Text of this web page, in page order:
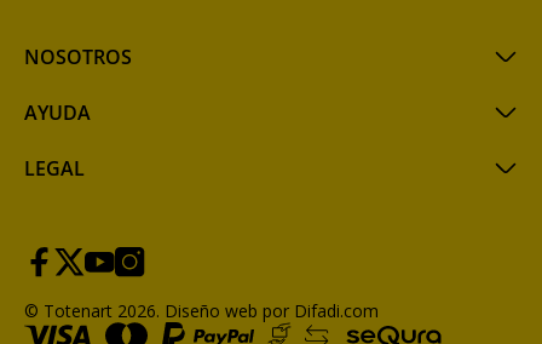
NOSOTROS
AYUDA
LEGAL
© Totenart 2026. Diseño web por Difadi.com